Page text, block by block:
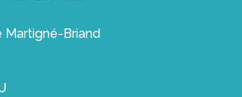
Martigné-Briand